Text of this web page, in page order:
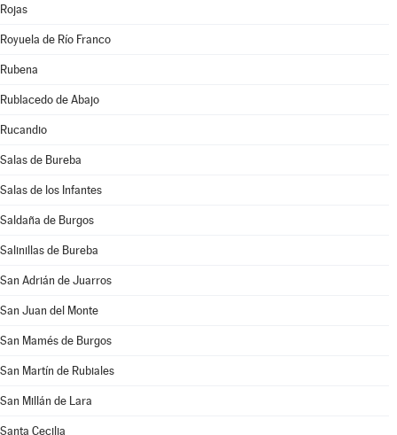
Rojas
Royuela de Río Franco
Rubena
Rublacedo de Abajo
Rucandio
Salas de Bureba
Salas de los Infantes
Saldaña de Burgos
Salinillas de Bureba
San Adrián de Juarros
San Juan del Monte
San Mamés de Burgos
San Martín de Rubiales
San Millán de Lara
Santa Cecilia